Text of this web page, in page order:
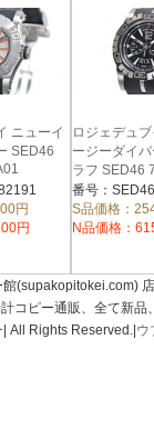
ニューイ
SED46
円
円
ロジェデュ
ージーダイ
ラフ SED46
00/09A01/A
番号：
S品価格：
N品価格：
館(supakopitokei.com)
計コピー通販、全て新
| All Rights Reserved.| ウ